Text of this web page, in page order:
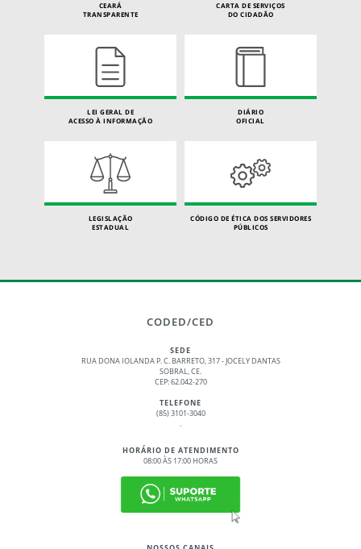
CEARÁ
TRANSPARENTE
CARTA DE SERVIÇOS
DO CIDADÃO
LEI GERAL DE
ACESSO À INFORMAÇÃO
DIÁRIO
OFICIAL
LEGISLAÇÃO
ESTADUAL
CÓDIGO DE ÉTICA DOS SERVIDORES
PÚBLICOS
CODED/CED
SEDE
RUA DONA IOLANDA P. C. BARRETO, 317 - JOCELY DANTAS
SOBRAL, CE.
CEP: 62.042-270
TELEFONE
(85) 3101-3040
.
HORÁRIO DE ATENDIMENTO
08:00 ÀS 17:00 HORAS